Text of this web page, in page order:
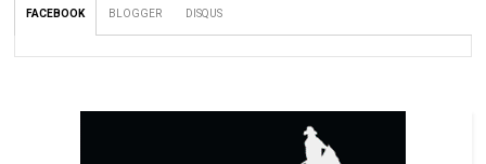
FACEBOOK BLOGGER DISQUS